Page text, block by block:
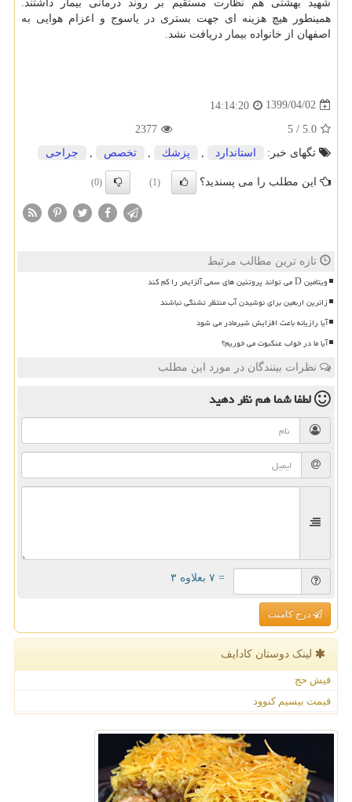
شهید بهشتی هم نظارت مستقیم بر روند درمانی بیمار داشتند.
همینطور هیچ هزینه ای جهت بستری در یاسوج و اعزام هوایی به
اصفهان از خانواده بیمار دریافت نشد.
1399/04/02
14:14:20
5.0
/
5
2377
تگهای خبر:
استاندارد , پزشك , تخصص , جراحی
این مطلب را می پسندید؟ (1)
(0)
تازه ترین مطالب مرتبط
ویتامین D می تواند پروتئین های سمی آلزایمر را کم کند
زائرین اربعین برای نوشیدن آب منتظر تشنگی نباشند
آیا رازیانه باعث افزایش شیرمادر می شود
آیا ما در خواب عنکبوت می خوریم؟
نظرات بینندگان در مورد این مطلب
لطفا شما همنظر دهید
= ۷ بعلاوه ۳
درج کامنت
لینک دوستان كادایف
فیش حج
قیمت بیسیم کنوود